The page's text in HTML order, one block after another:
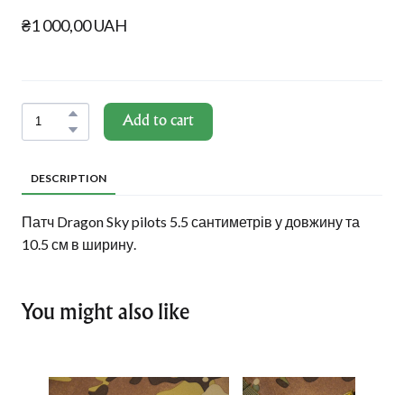
₴1 000,00 UAH
Add to cart
DESCRIPTION
Патч Dragon Sky pilots 5.5 сантиметрів у довжину та
10.5 см в ширину.
You might also like